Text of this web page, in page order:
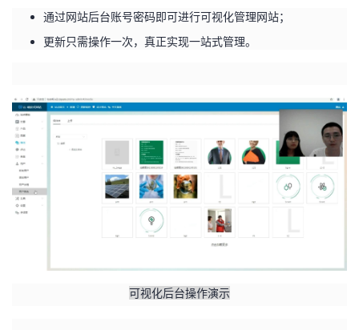
通过网站后台账号密码即可进行可视化管理网站；
更新只需操作一次，真正实现一站式管理。
可视化后台操作演示